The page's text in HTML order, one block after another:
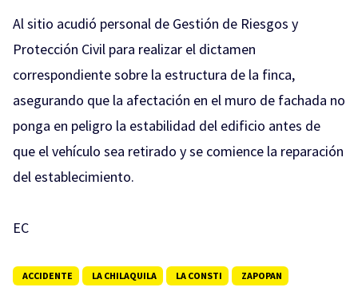
Al sitio acudió personal de Gestión de Riesgos y
Protección Civil para realizar el dictamen
correspondiente sobre la estructura de la finca,
asegurando que la afectación en el muro de fachada no
ponga en peligro la estabilidad del edificio antes de
que el vehículo sea retirado y se comience la reparación
del establecimiento.
EC
ACCIDENTE LA CHILAQUILA LA CONSTI ZAPOPAN